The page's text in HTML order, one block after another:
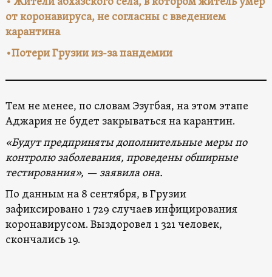
от коронавируса, не согласны с введением
карантина
•Потери Грузии из-за пандемии
Тем не менее, по словам Эзугбая, на этом этапе
Аджария не будет закрываться на карантин.
«Будут предприняты дополнительные меры по
контролю заболевания, проведены обширные
тестирования», — заявила она.
По данным на 8 сентября, в Грузии
зафиксировано 1 729 случаев инфицирования
коронавирусом. Выздоровел 1 321 человек,
скончались 19.